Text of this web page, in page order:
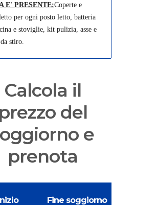
E' PRESENTE:Coperte e
per ogni posto letto, batteria
e stoviglie, kit pulizia, asse e
stiro.
Calcola il
prezzo del
e
prenota
Inizio
Fine soggiorno